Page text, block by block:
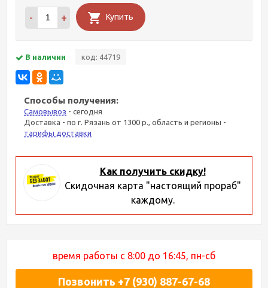
- + Купить
В наличии код: 44719
Способы получения:
Самовывоз - сегодня
Доставка - по г. Рязань от 1300 р., область и регионы -
тарифы доставки
Как получить скидку!
Скидочная карта "настоящий прораб"
каждому.
время работы с 8:00 до 16:45, пн-сб
Позвонить +7 (930) 887-67-68